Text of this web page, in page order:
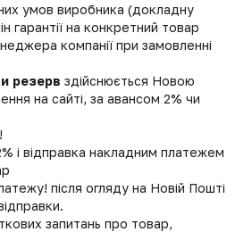
умов виробника (докладну
гарантії на конкретний товар
компанії при замовленні
резерв здійснюється Новою
на сайті, за авансом 2% чи
і відправка накладним платежем
після огляду на Новій Пошті
запитань про товар,